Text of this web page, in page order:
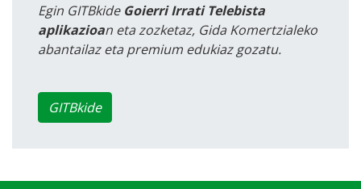
Egin GITBkide Goierri Irrati Telebista
aplikazioan eta zozketaz, Gida Komertzialeko
abantailaz eta premium edukiaz gozatu.
GITBkide